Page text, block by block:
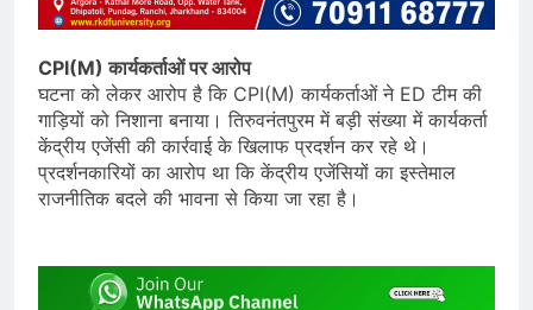
CPI(M) कार्यकर्ताओं पर आरोप
घटना को लेकर आरोप है कि CPI(M) कार्यकर्ताओं ने ED टीम की
गाड़ियों को निशाना बनाया। तिरुवनंतपुरम में बड़ी संख्या में कार्यकर्ता
केंद्रीय एजेंसी की कार्रवाई के खिलाफ प्रदर्शन कर रहे थे।
प्रदर्शनकारियों का आरोप था कि केंद्रीय एजेंसियों का इस्तेमाल
राजनीतिक बदले की भावना से किया जा रहा है।